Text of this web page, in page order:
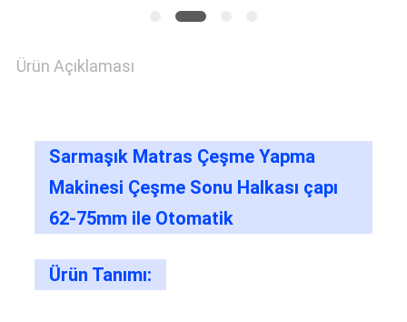
Ürün Açıklaması
Sarmaşık Matras Çeşme Yapma
Makinesi Çeşme Sonu Halkası çapı
62-75mm ile Otomatik
Ürün Tanımı: